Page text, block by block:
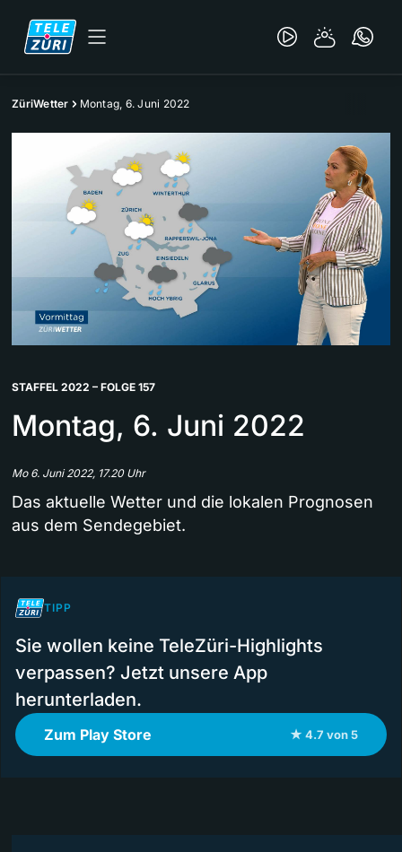
ZüriWetter Montag, 6. Juni 2022
STAFFEL 2022 – FOLGE 157
Montag, 6. Juni 2022
Mo 6. Juni 2022, 17.20 Uhr
Das aktuelle Wetter und die lokalen Prognosen
aus dem Sendegebiet.
TIPP
Sie wollen keine TeleZüri-Highlights
verpassen? Jetzt unsere App
herunterladen.
Zum Play Store ★ 4.7 von 5